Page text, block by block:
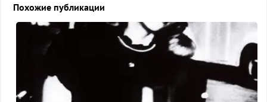
Похожие публикации